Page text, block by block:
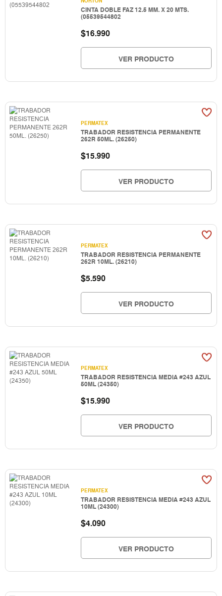
CINTA DOBLE FAZ 12.5 MM. X 20 MTS.
(05539544802
$16.990
VER PRODUCTO
PERMATEX
TRABADOR RESISTENCIA PERMANENTE
262R 50ML. (26250)
$15.990
VER PRODUCTO
PERMATEX
TRABADOR RESISTENCIA PERMANENTE
262R 10ML. (26210)
$5.590
VER PRODUCTO
PERMATEX
TRABADOR RESISTENCIA MEDIA #243 AZUL
50ML (24350)
$15.990
VER PRODUCTO
PERMATEX
TRABADOR RESISTENCIA MEDIA #243 AZUL
10ML (24300)
$4.090
VER PRODUCTO